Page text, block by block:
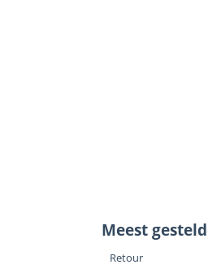
Meest
Retour